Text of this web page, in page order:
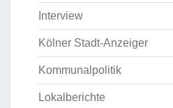
Interview
Kölner Stadt-Anzeiger
Kommunalpolitik
Lokalberichte